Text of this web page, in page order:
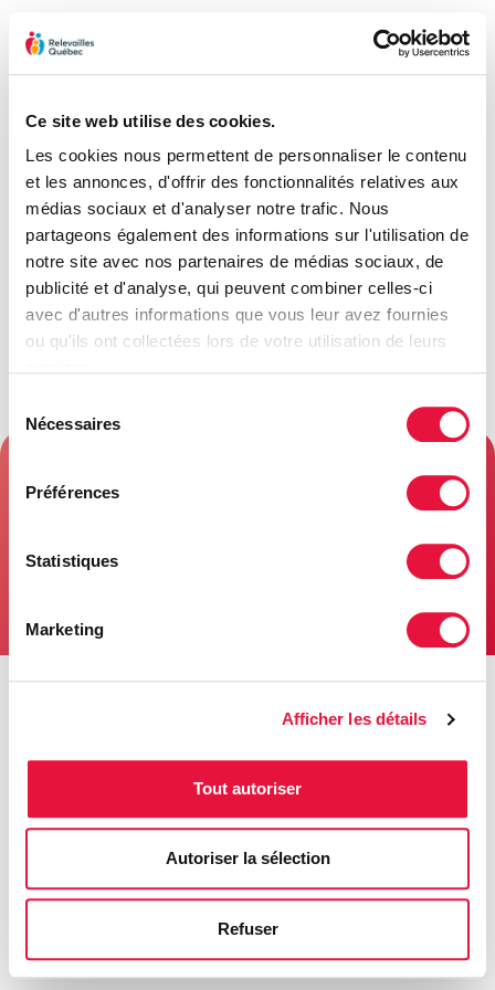
Ce site web utilise des cookies.
Les cookies nous permettent de personnaliser le contenu
et les annonces, d'offrir des fonctionnalités relatives aux
médias sociaux et d'analyser notre trafic. Nous
partageons également des informations sur l'utilisation de
notre site avec nos partenaires de médias sociaux, de
publicité et d'analyse, qui peuvent combiner celles-ci
avec d'autres informations que vous leur avez fournies
ou qu'ils ont collectées lors de votre utilisation de leurs
Nécessaires
Préférences
Statistiques
Marketing
Afficher les détails
Tout autoriser
Autoriser la sélection
Refuser
013
012
010
009
006
002
© 2021 Relevailles Québec. Tous droits réservés.